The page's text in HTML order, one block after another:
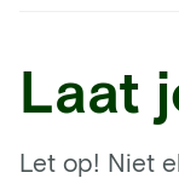
Laat
Let op! Niet